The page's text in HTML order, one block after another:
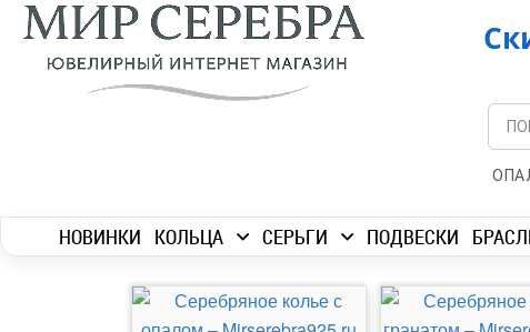
НОВИНКИ КОЛЬЦА СЕРЬГИ ПОДВЕСКИ